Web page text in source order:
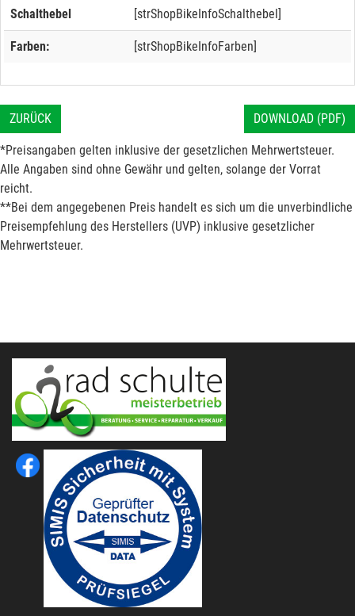
Schalthebel [strShopBikeInfoSchalthebel]
Farben: [strShopBikeInfoFarben]
ZURÜCK DOWNLOAD (PDF)
*Preisangaben gelten inklusive der gesetzlichen Mehrwertsteuer.
Alle Angaben sind ohne Gewähr und gelten, solange der Vorrat
reicht.
**Bei dem angegebenen Preis handelt es sich um die unverbindliche
Preisempfehlung des Herstellers (UVP) inklusive gesetzlicher
Mehrwertsteuer.